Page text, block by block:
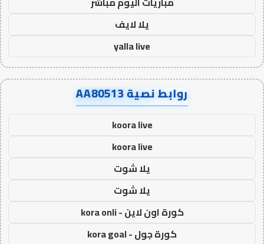
يلا لايف
yalla live
روابط نصية AA80513
koora live
koora live
يلا شوت
يلا شوت
كورة اون لاين - kora onli
كورة جول - kora goal